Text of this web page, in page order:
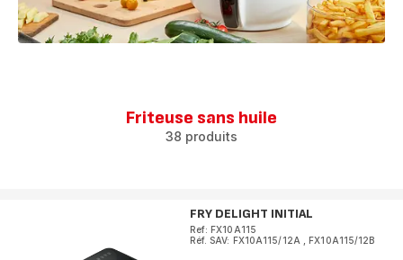
Friteuse sans huile
38 produits
FRY DELIGHT INITIAL
Ref: FX10A115
Réf. SAV: FX10A115/12A
,FX10A115/12B